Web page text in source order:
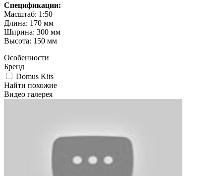
Спецификации:
Масштаб: 1:50
Длина: 170 мм
Ширина: 300 мм
Высота: 150 мм
Особенности
Бренд
Domus Kits
Найти похожие
Видео галерея